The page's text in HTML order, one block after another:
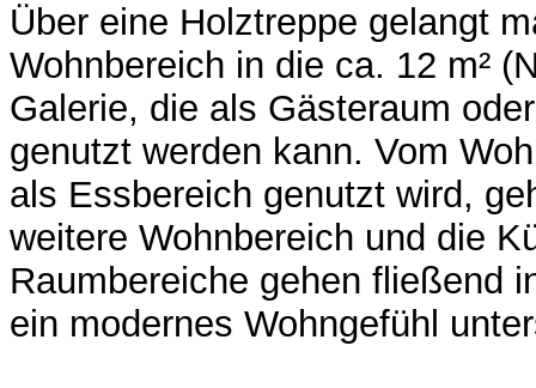
Über eine Holztreppe gelangt
Wohnbereich in die ca. 12 m²
Galerie, die als Gästeraum
genutzt werden kann. Vom
als Essbereich genutzt wird,
weitere Wohnbereich und die
Raumbereiche gehen fließend
ein modernes Wohngefühl